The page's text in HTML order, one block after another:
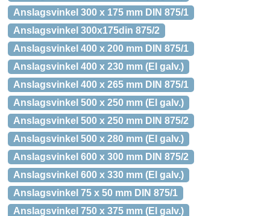
Anslagsvinkel 300 x 175 mm DIN 875/1
Anslagsvinkel 300x175din 875/2
Anslagsvinkel 400 x 200 mm DIN 875/1
Anslagsvinkel 400 x 230 mm (El galv.)
Anslagsvinkel 400 x 265 mm DIN 875/1
Anslagsvinkel 500 x 250 mm (El galv.)
Anslagsvinkel 500 x 250 mm DIN 875/2
Anslagsvinkel 500 x 280 mm (El galv.)
Anslagsvinkel 600 x 300 mm DIN 875/2
Anslagsvinkel 600 x 330 mm (El galv.)
Anslagsvinkel 75 x 50 mm DIN 875/1
Anslagsvinkel 750 x 375 mm (El galv.)